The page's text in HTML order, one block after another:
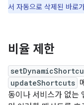
서 자동으로 삭제된 바로
비율 제한
updateShortcuts
동이나 서비스가 없는